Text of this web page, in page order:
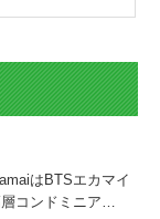
はBTSエカマイ
コンドミニア…